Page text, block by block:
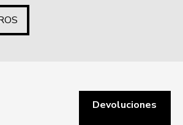
Devoluciones